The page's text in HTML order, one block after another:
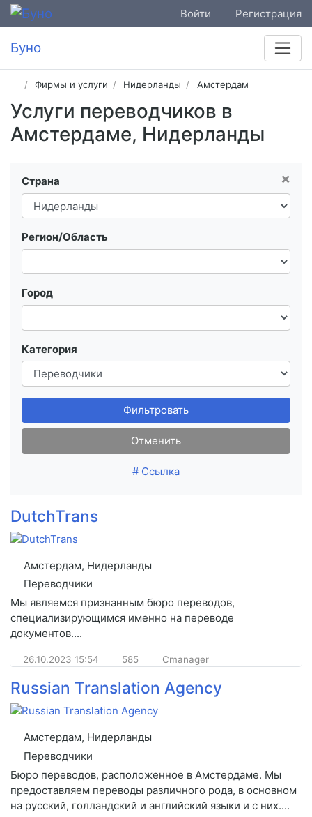
Войти Регистрация
Буно
Фирмы и услуги Нидерланды Амстердам
Услуги переводчиков в
Амстердаме, Нидерланды
×
Страна
Регион/Область
Город
Категория
Фильтровать
Отменить
# Ссылка
DutchTrans
Амстердам, Нидерланды
Переводчики
Мы являемся признанным бюро переводов,
специализирующимся именно на переводе
документов....
26.10.2023 15:54 585 Cmanager
Russian Translation Agency
Амстердам, Нидерланды
Переводчики
Бюро переводов, расположенное в Амстердаме. Мы
предоставляем переводы различного рода, в основном
на русский, голландский и английский языки и с них....